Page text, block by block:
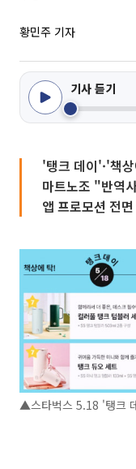
황민주 기자
기사 듣기
'탱크 데이'·'책
마트노조 "반역
앱 프로모션 전
▲스타벅스 5.18 '탱크